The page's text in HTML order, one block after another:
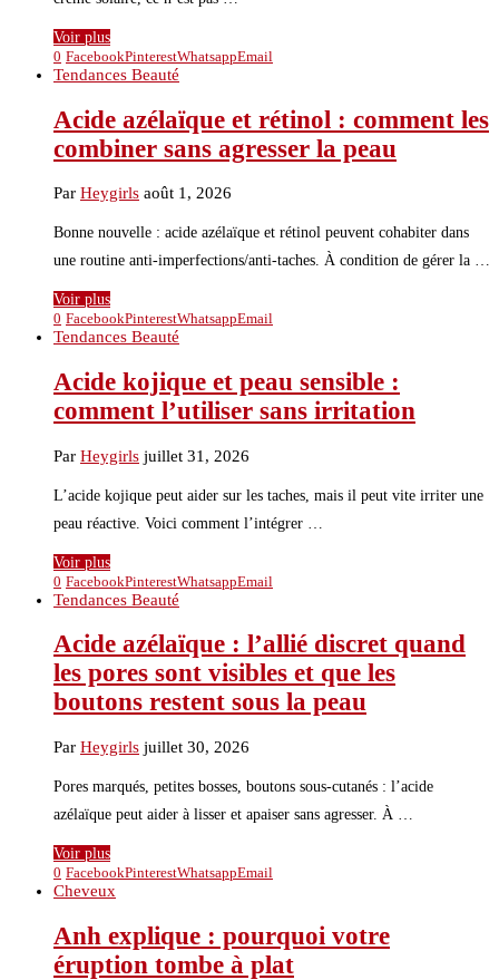
Voir plus
0 FacebookPinterestWhatsappEmail
Tendances Beauté
Acide azélaïque et rétinol : comment les
combiner sans agresser la peau
Par Heygirls août 1, 2026
Bonne nouvelle : acide azélaïque et rétinol peuvent cohabiter dans
une routine anti-imperfections/anti-taches. À condition de gérer la …
Voir plus
0 FacebookPinterestWhatsappEmail
Tendances Beauté
Acide kojique et peau sensible :
comment l’utiliser sans irritation
Par Heygirls juillet 31, 2026
L’acide kojique peut aider sur les taches, mais il peut vite irriter une
peau réactive. Voici comment l’intégrer …
Voir plus
0 FacebookPinterestWhatsappEmail
Tendances Beauté
Acide azélaïque : l’allié discret quand
les pores sont visibles et que les
boutons restent sous la peau
Par Heygirls juillet 30, 2026
Pores marqués, petites bosses, boutons sous-cutanés : l’acide
azélaïque peut aider à lisser et apaiser sans agresser. À …
Voir plus
0 FacebookPinterestWhatsappEmail
Cheveux
Anh explique : pourquoi votre
éruption tombe à plat